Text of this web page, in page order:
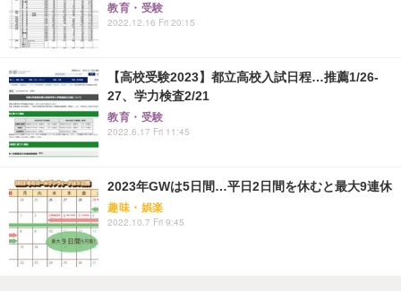
教育・受験
2022.12.16 Fri 20:15
【高校受験2023】都立高校入試日程…推薦1/26-
27、学力検査2/21
教育・受験
2022.6.17 Fri 11:45
2023年GWは5日間…平日2日間を休むと最大9連休
趣味・娯楽
2022.10.7 Fri 9:45